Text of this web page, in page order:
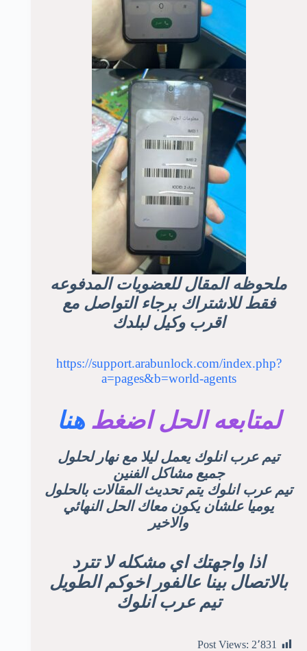
ملحوظه المقال للعضويات المدفوعه
فقط للاشتراك برجاء التواصل مع
اقرب وكيل لبلدك
https://support.arabunlock.com/index.php?
a=pages&b=world-agents
لمتابعه الحل اضغطهنا
تيم عرب انلوك يعمل ليلا مع نهار لحلول
جميع مشاكل الفنين
تيم عرب انلوك يتم تحديث المقالات بالحلول
يوميا علشان يكون معاك الحل النهائي
والاخير
اذا واجهتك اي مشكله لا تترد
بالاتصال بينا عالفور اخوكم الطويل
تيم عرب انلوك
Post Views: 2٬831